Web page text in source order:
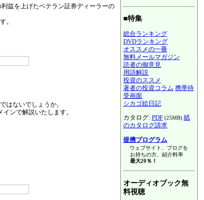
益を上げたベテラン証券ディーラーの
。
はないでしょうか。
ンで解説いたします。
■特集
総合ランキング
DVDランキング
オススメの一冊
無料メールマガジン
読者の御意見
用語解説
投資のススメ
著者の投資コラム 携帯待
受画面
シカゴ絵日記
カタログ: PDF (25MB) 紙
のカタログ請求
提携プログラム
ウェブサイト、ブログを
お持ちの方、紹介料率
最大20％！
オーディオブック無
料視聴